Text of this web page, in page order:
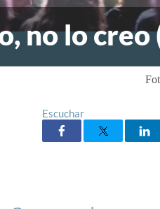
no lo creo
Escuchar